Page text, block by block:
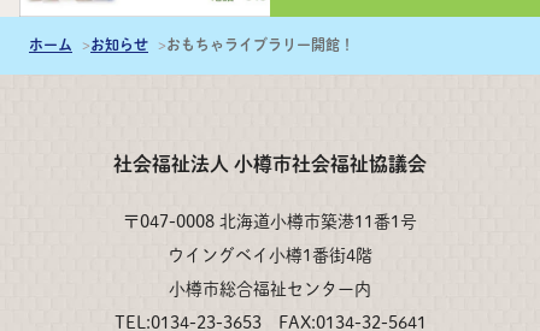
ホーム お知らせ おもちゃライブラリー開館！
社会福祉法人 小樽市社会福祉協議会
〒047-0008 北海道小樽市築港11番1号
ウイングベイ小樽1番街4階
小樽市総合福祉センター内
TEL:0134-23-3653 FAX:0134-32-5641